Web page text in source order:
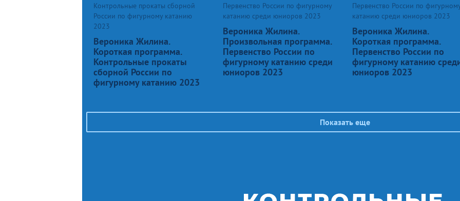
Контрольные прокаты сборной
России по фигурному катанию
2023
Вероника Жилина.
Короткая программа.
Контрольные прокаты
сборной России по
фигурному катанию 2023
Первенство России по фигурному
катанию среди юниоров 2023
Вероника Жилина.
Произвольная программа.
Первенство России по
фигурному катанию среди
юниоров 2023
Первенство России по
катанию среди юниоров 2023
Вероника Жилина.
Короткая программа.
Первенство России по
фигурному катанию
юниоров 2023
Показать еще